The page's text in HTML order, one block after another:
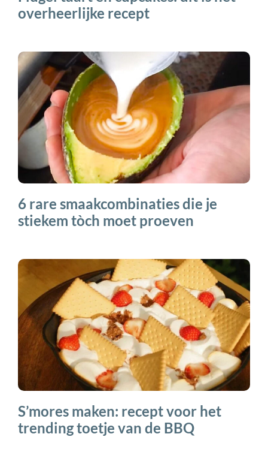
overheerlijke recept
6 rare smaakcombinaties die je
stiekem tòch moet proeven
S’mores maken: recept voor het
trending toetje van de BBQ